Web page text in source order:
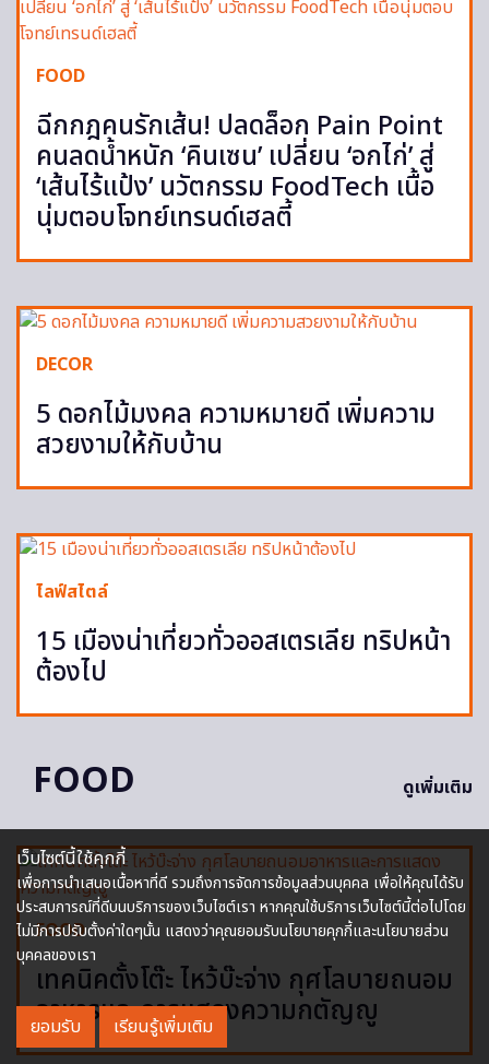
FOOD
ฉีกกฎคนรักเส้น! ปลดล็อก Pain Point
คนลดน้ำหนัก ‘คินเซน’ เปลี่ยน ‘อกไก่’ สู่
‘เส้นไร้แป้ง’ นวัตกรรม FoodTech เนื้อ
นุ่มตอบโจทย์เทรนด์เฮลตี้
DECOR
5 ดอกไม้มงคล ความหมายดี เพิ่มความ
สวยงามให้กับบ้าน
ไลฟ์สไตล์
15 เมืองน่าเที่ยวทั่วออสเตรเลีย ทริปหน้า
ต้องไป
FOOD ดูเพิ่มเติม
FOOD
เทคนิคตั้งโต๊ะ ไหว้บ๊ะจ่าง กุศโลบายถนอม
อาหารและการแสดงความกตัญญู
เว็บไซต์นี้ใช้คุกกี้
เพื่อการนำเสนอเนื้อหาที่ดี รวมถึงการจัดการข้อมูลส่วนบุคคล เพื่อให้คุณได้รับ
ประสบการณ์ที่ดีบนบริการของเว็บไซต์เรา หากคุณใช้บริการเว็บไซต์นี้ต่อไปโดย
ไม่มีการปรับตั้งค่าใดๆนั้น แสดงว่าคุณยอมรับนโยบายคุกกี้และนโยบายส่วน
บุคคลของเรา
ยอมรับ เรียนรู้เพิ่มเติม